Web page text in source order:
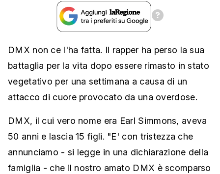
DMX non ce l'ha fatta. Il rapper ha perso la sua
battaglia per la vita dopo essere rimasto in stato
vegetativo per una settimana a causa di un
attacco di cuore provocato da una overdose.
DMX, il cui vero nome era Earl Simmons, aveva
50 anni e lascia 15 figli. "E' con tristezza che
annunciamo - si legge in una dichiarazione della
famiglia - che il nostro amato DMX è scomparso